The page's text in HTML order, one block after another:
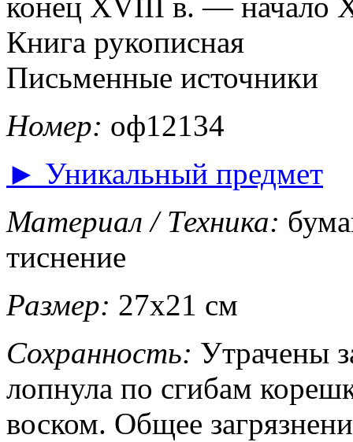
конец XVIII в. — начало
Книга рукописная
Письменные источники
Номер: оф12134
► Уникальный предмет
Материал / Техника:
тиснение
Размер: 27х21 см
Сохранность: Утрачены
лопнула по сгибам
воском. Общее